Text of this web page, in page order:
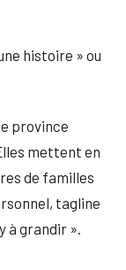
histoire » ou
province
mettent en
de familles
tagline
à grandir ».